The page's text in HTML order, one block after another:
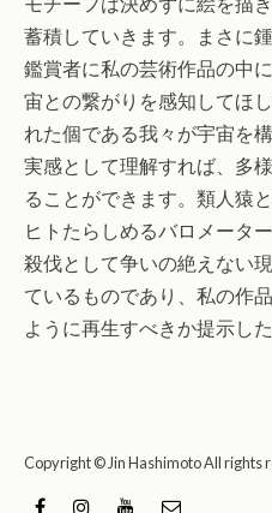
蓄積していきます。まさに
鑑賞者に私の芸術作品の中
宙との繋がりを感知してほ
れた個である我々が宇宙を
実感として理解すれば、多
ることができます。類⼈猿
ヒトたらしめるバロメータ
殺伐として争いの絶えない
ているものであり、私の作
ように再⽣すべきか提⽰し
Copyright © Jin Hashimoto All rights